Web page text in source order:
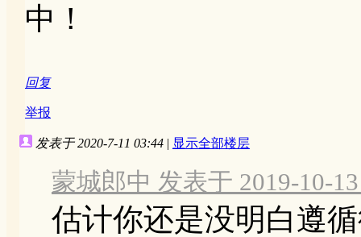
中！
回复
举报
发表于 2020-7-11 03:44 | 显示全部楼层
蒙城郎中 发表于 2019-10-
估计你还是没明白遵